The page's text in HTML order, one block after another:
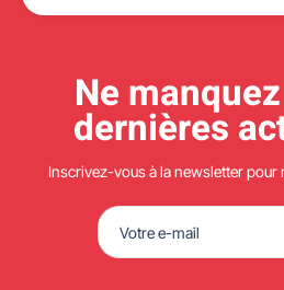
Ne
dernières
Inscrivez-vous à la newsletter